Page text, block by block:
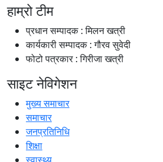
हाम्रो टीम
प्रधान सम्पादक : मिलन खत्री
कार्यकारी सम्पादक : गौरव सुवेदी
फोटो पत्रकार : गिरीजा खत्री
साइट नेविगेशन
मुख्य समाचार
समाचार
जनप्रतिनिधि
शिक्षा